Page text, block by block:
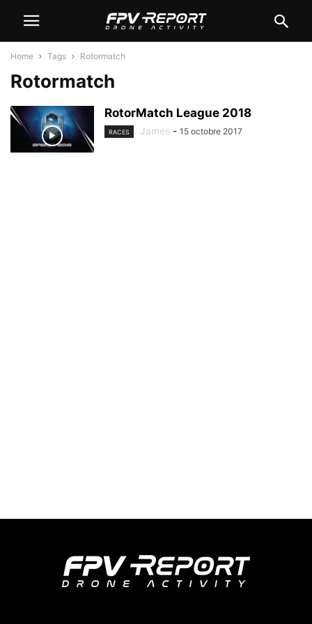
Home Tags Rotormatch
Rotormatch
RotorMatch League 2018
RACES James - 15 octobre 2017